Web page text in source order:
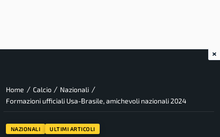
Home / Calcio / Nazionali /
Formazioni ufficiali Usa-Brasile, amichevoli nazionali 2024
NAZIONALI ULTIMI ARTICOLI
×